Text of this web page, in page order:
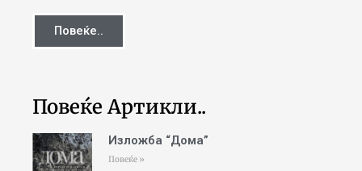
Повеќе..
Повеќе Артикли..
Изложба “Дома”
Повеќе »